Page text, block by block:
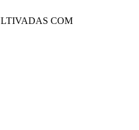
COM